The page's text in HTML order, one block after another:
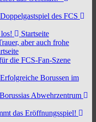
des FCS
Startseite
aber auch frohe
die FCS-Fan-Szene
Borussen im
Abwehrzentrum
das Eröffnungsspiel!